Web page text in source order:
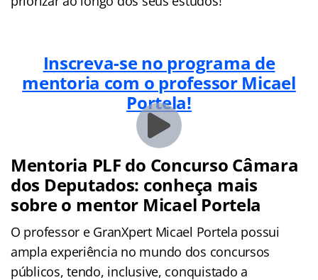
Inscreva-se no programa de
mentoria com o professor Micael
Portela!
Mentoria PLF do Concurso Câmara
dos Deputados: conheça mais
sobre o mentor Micael Portela
O professor e GranXpert Micael Portela possui
ampla experiência no mundo dos concursos
públicos, tendo, inclusive, conquistado a